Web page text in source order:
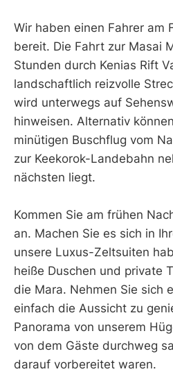
Wir haben einen Fahrer am
bereit. Die Fahrt zur Masai
Stunden durch Kenias Rift
landschaftlich reizvolle
wird unterwegs auf
hinweisen. Alternativ
minütigen Buschflug vom
zur Keekorok-Landebahn
nächsten liegt.
Kommen Sie am frühen
an. Machen Sie es sich in
unsere Luxus-Zeltsuiten
heiße Duschen und private
die Mara. Nehmen Sie sich
einfach die Aussicht zu
Panorama von unserem
von dem Gäste durchweg
darauf vorbereitet waren.